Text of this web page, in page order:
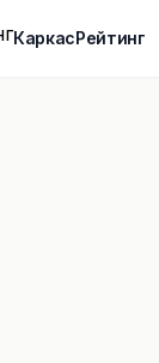
КаркасРейтинг